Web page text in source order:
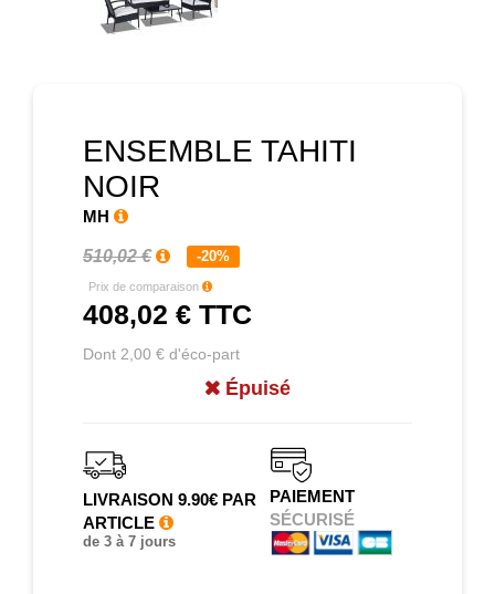
ENSEMBLE TAHITI
NOIR
MH
510,02 € -20%
Prix de comparaison
408,02 € TTC
Dont 2,00 € d'éco-part
Épuisé
LIVRAISON 9.90€ PAR
ARTICLE
de 3 à 7 jours
PAIEMENT
SÉCURISÉ